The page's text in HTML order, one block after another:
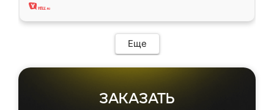
Еще
ЗАКАЗАТЬ